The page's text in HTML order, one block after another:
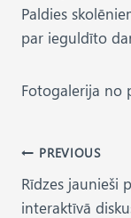
Paldies
par ieguldīto
Fotogalerija no
Post
PREVIOUS
Rīdzes jaunieši
interaktīvā